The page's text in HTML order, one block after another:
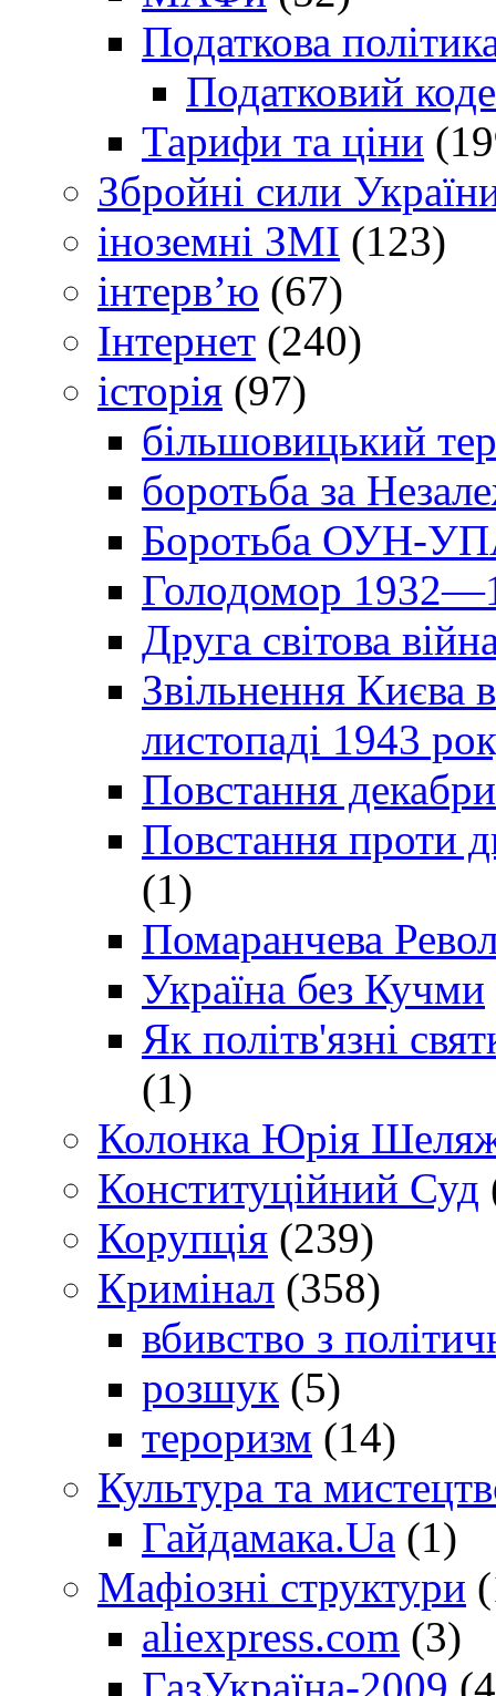
Податкова
Податковий
Тарифи та ціни
Збройні сили
іноземні ЗМІ (123)
інтерв’ю (67)
Інтернет (240)
історія (97)
більшовицький
боротьба за
Боротьба ОУН-УПА
Голодомор
Друга світова
Звільнення Києва
листопаді 1943
Повстання
Повстання проти
(1)
Помаранчева
Україна без Кучми
Як політв'язні
(1)
Колонка Юрія
Конституційний Суд
Корупція (239)
Кримінал (358)
вбивство з
розшук (5)
тероризм (14)
Культура та
Гайдамака.Ua (1)
Мафіозні структури
aliexpress.com (3)
ГазУкраїна-2009